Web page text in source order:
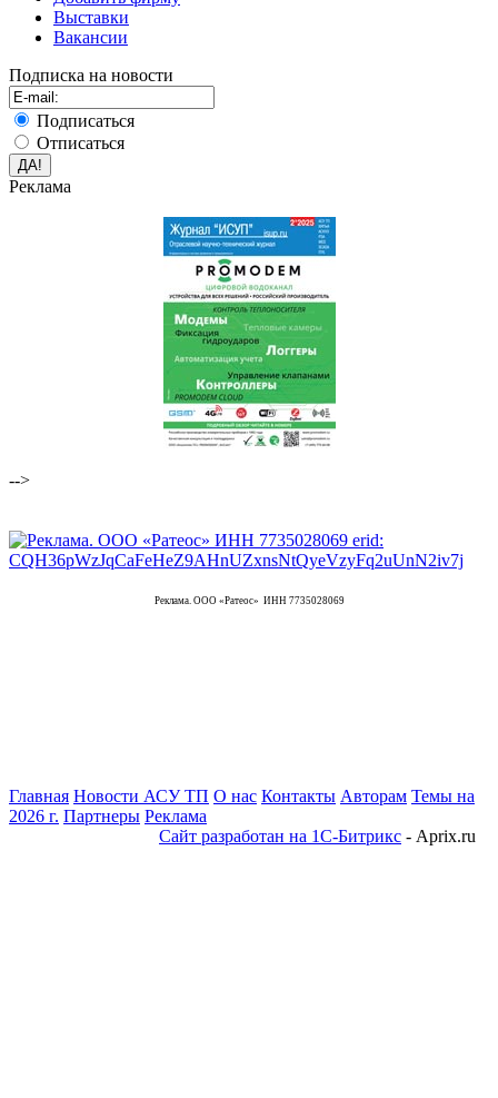
Выставки
Вакансии
Подписка на новости
Подписаться
Отписаться
Реклама
-->
Реклама. ООО «Ратеос» ИНН 7735028069
Главная Новости АСУ ТП О нас Контакты Авторам Темы на
2026 г. Партнеры Реклама
Сайт разработан на 1С-Битрикс - Aprix.ru